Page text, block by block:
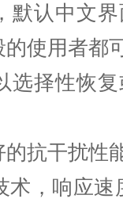
认中文
使用者都
择性恢
抗干扰性
，响应速